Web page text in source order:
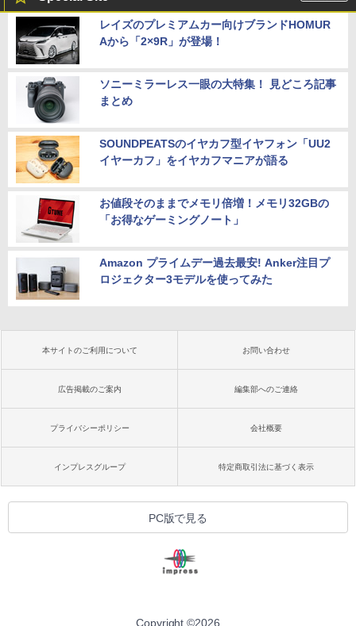
レイズのプレミアムカー向けブランドHOMUR
Aから「2×9R」が登場！
ソニーミラーレス一眼の大特集！ 見どころ記事
まとめ
SOUNDPEATSのイヤカフ型イヤフォン「UU2
イヤーカフ」をイヤカフマニアが語る
お値段そのままでメモリ倍増！メモリ32GBの
「お得なゲーミングノート」
Amazon プライムデー過去最安! Anker注目プ
ロジェクター3モデルを使ってみた
本サイトのご利用について お問い合わせ
広告掲載のご案内 編集部へのご連絡
プライバシーポリシー 会社概要
インプレスグループ 特定商取引法に基づく表示
PC版で見る
Copyright ©2026